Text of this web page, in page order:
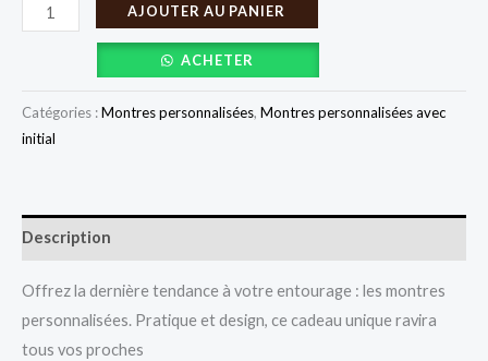
AJOUTER AU PANIER
ACHETER
Catégories :Montres personnalisées, Montres personnalisées avec
initial
Description
Offrez la dernière tendance à votre entourage : les montres
personnalisées. Pratique et design, ce cadeau unique ravira
tous vos proches